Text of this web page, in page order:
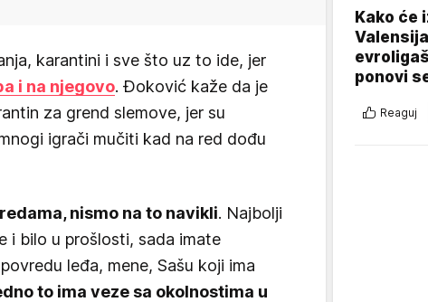
karantini i sve što uz to ide, jer
i na njegovo. Đoković kaže da je
za grend slemove, jer su
igrači mučiti kad na red dođu
nismo na to navikli. Najbolji
i bilo u prošlosti, sada imate
leđa, mene, Sašu koji ima
to ima veze sa okolnostima u
Kako će
ponovi
Reaguj